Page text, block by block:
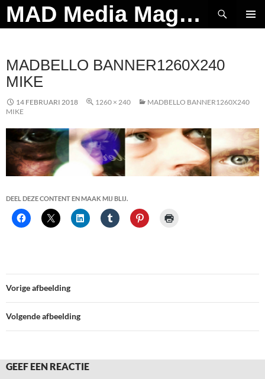
Ga
naar
MAD Media Magazine
Zoeken
MADBELLO BANNER1260X240
MIKE
14 FEBRUARI 2018 1260 × 240
MADBELLO BANNER1260X240
MIKE
DEEL DEZE CONTENT EN MAAK MIJ BLIJ.
Vorige afbeelding
Volgende afbeelding
GEEF EEN REACTIE